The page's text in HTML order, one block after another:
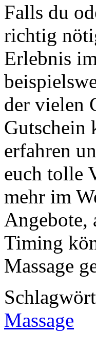
Falls du
richtig
Erlebnis
der vielen
Gutschein
erfahren
euch tolle
mehr im
Angebote,
Timing
Massage
Massage